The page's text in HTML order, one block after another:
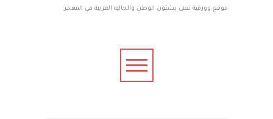
موقع وورقية تعنى بشئون الوطن والجاليه العربية في المهجر